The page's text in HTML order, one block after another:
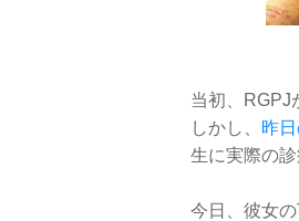
当初、RGPJ
しかし、 昨
生に実際の
今日、彼女